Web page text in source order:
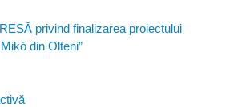
privind finalizarea proiectului
din Olteni”